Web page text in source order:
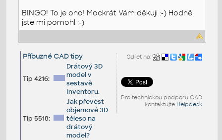
BINGO! To je ono! Mockrát Vám děkuji :-) Hodně
jste mi pomohl :-)
Sdílet na:
Pro technickou podporu CAD
kontaktujte Helpdesk
Příbuzné CAD tipy:
Tip 4216:
Drátový 3D
model v
sestavě
Inventoru.
Tip 5518:
Jak převést
objemové 3D
těleso na
drátový
model?